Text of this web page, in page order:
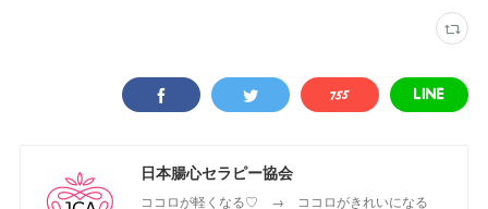
日本腸心セラピー協会
ココロが軽くなる♡ → ココロがきれいになる